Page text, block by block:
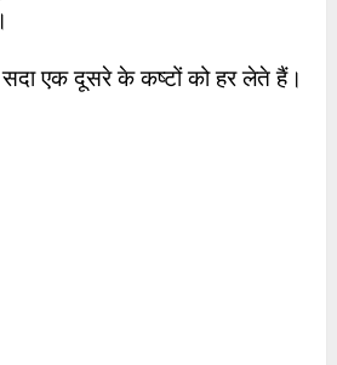
एक दूसरे के कष्टों को हर लेते हैं।